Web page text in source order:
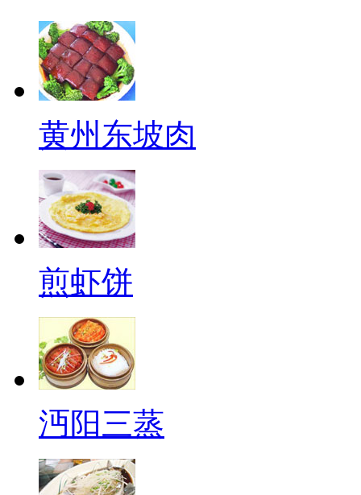
黄州东坡肉
煎虾饼
沔阳三蒸